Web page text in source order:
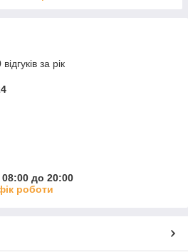
за рік
до 20:00
роботи